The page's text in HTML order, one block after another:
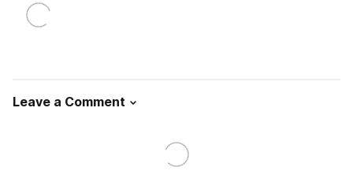
Leave a Comment